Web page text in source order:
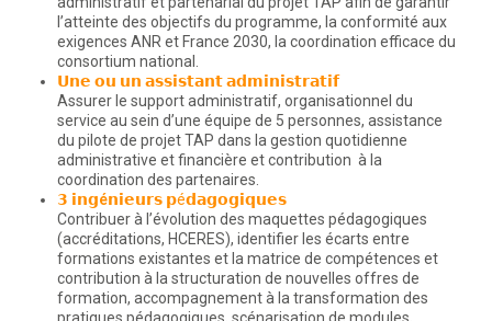
l’atteinte des objectifs du programme, la conformité aux
exigences ANR et France 2030, la coordination efficace du
consortium national.
𝗨𝗻𝗲 𝗼𝘂 𝘂𝗻 𝗮𝘀𝘀𝗶𝘀𝘁𝗮𝗻𝘁 𝗮𝗱𝗺𝗶𝗻𝗶𝘀𝘁𝗿𝗮𝘁𝗶𝗳
Assurer le support administratif, organisationnel du
service au sein d’une équipe de 5 personnes, assistance
du pilote de projet TAP dans la gestion quotidienne
administrative et financière et contribution à la
coordination des partenaires.
𝟯 𝗶𝗻𝗴é𝗻𝗶𝗲𝘂𝗿𝘀 𝗽é𝗱𝗮𝗴𝗼𝗴𝗶𝗾𝘂𝗲𝘀
Contribuer à l’évolution des maquettes pédagogiques
(accréditations, HCERES), identifier les écarts entre
formations existantes et la matrice de compétences et
contribution à la structuration de nouvelles offres de
formation, accompagnement à la transformation des